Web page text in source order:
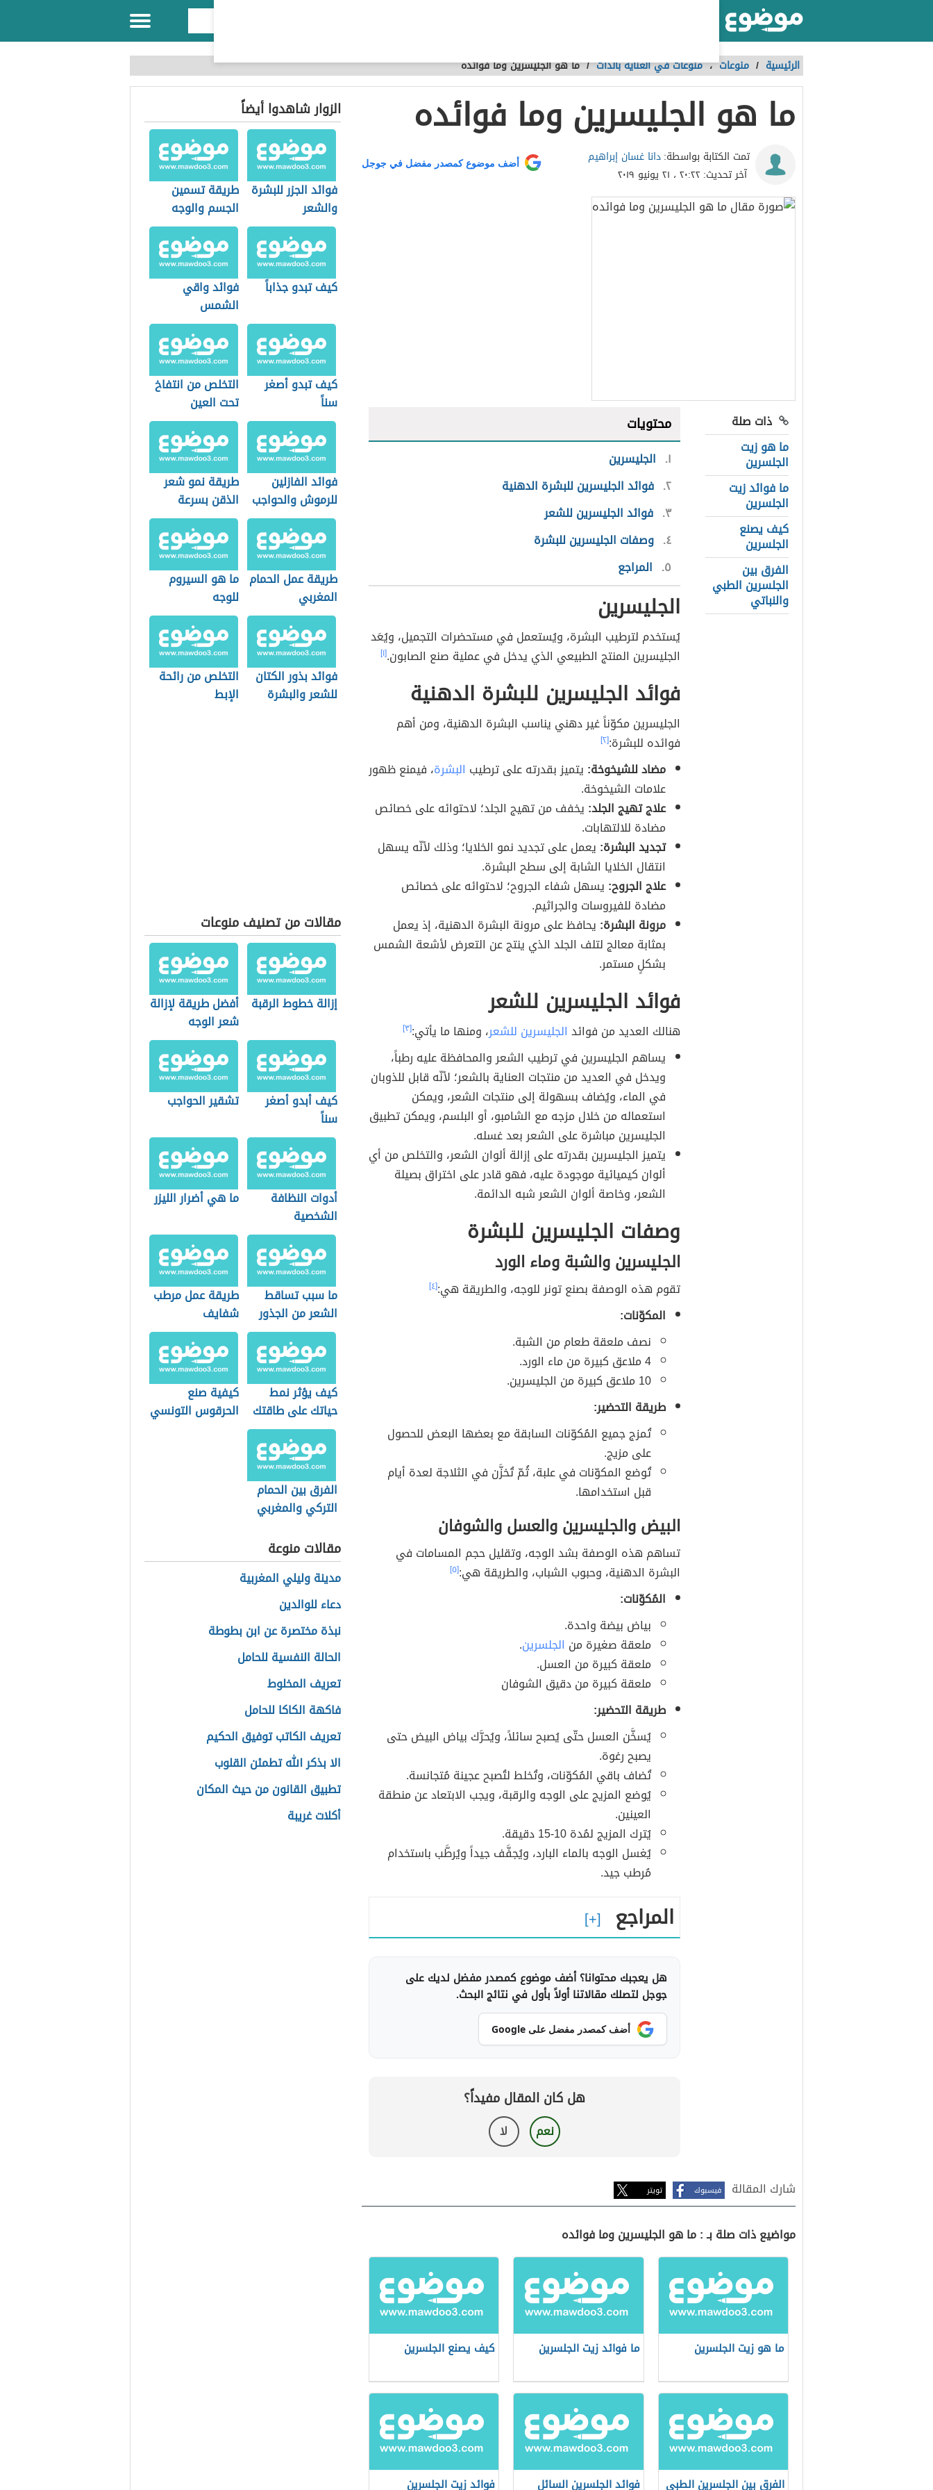
الرئيسية / منوعات ،منوعات في العناية بالذات /ما هو الجليسرين وما فوائده
ما هو الجليسرين وما فوائده
تمت الكتابة بواسطة:دانا غسان إبراهيم
آخر تحديث:٢٠:٢٢ ، ٢١ يونيو ٢٠١٩
أضف موضوع كمصدر مفضل في جوجل
ذات صلة
ما هو زيت
الجلسرين
ما فوائد زيت
الجلسرين
كيف يصنع
الجلسرين
الفرق بين
الجلسرين الطبي
والنباتي
محتويات
١ الجليسرين
٢ فوائد الجليسرين للبشرة الدهنية
٣ فوائد الجليسرين للشعر
٤ وصفات الجليسرين للبشرة
٥ المراجع
الجليسرين
يُستخدم لترطيب البشرة، ويُستعمل في مستحضرات التجميل، ويُعَد
الجليسرين المنتج الطبيعي الذي يدخل في عملية صنع الصابون.[١]
فوائد الجليسرين للبشرة الدهنية
الجليسرين مكوّناً غير دهني يناسب البشرة الدهنية، ومن أهم
فوائده للبشرة:[٢]
مضاد للشيخوخة: يتميز بقدرته على ترطيب البشرة، فيمنع ظهور
علامات الشيخوخة.
علاج تهيج الجلد: يخفف من تهيج الجلد؛ لاحتوائه على خصائص
مضادة للالتهابات.
تجديد البشرة: يعمل على تجديد نمو الخلايا؛ وذلك لأنّه يسهل
انتقال الخلايا الشابة إلى سطح البشرة.
علاج الجروح: يسهل شفاء الجروح؛ لاحتوائه على خصائص
مضادة للفيروسات والجراثيم.
مرونة البشرة: يحافظ على مرونة البشرة الدهنية، إذ يعمل
بمثابة معالج لتلف الجلد الذي ينتج عن التعرض لأشعة الشمس
بشكلٍ مستمر.
فوائد الجليسرين للشعر
هنالك العديد من فوائد الجليسرين للشعر، ومنها ما يأتي:[٣]
يساهم الجليسرين في ترطيب الشعر والمحافظة عليه رطباً،
ويدخل في العديد من منتجات العناية بالشعر؛ لأنّه قابل للذوبان
في الماء، ويُضاف بسهولة إلى منتجات الشعر، ويمكن
استعماله من خلال مزجه مع الشامبو، أو البلسم، ويمكن تطبيق
الجليسرين مباشرة على الشعر بعد غسله.
يتميز الجليسرين بقدرته على إزالة ألوان الشعر، والتخلص من أي
ألوان كيميائية موجودة عليه، فهو قادر على اختراق بصيلة
الشعر، وخاصة ألوان الشعر شبه الدائمة.
وصفات الجليسرين للبشرة
الجليسرين والشبة وماء الورد
تقوم هذه الوصفة بصنع تونر للوجه، والطريقة هي:[٤]
المكوّنات:
نصف ملعقة طعام من الشبة.
4 ملاعق كبيرة من ماء الورد.
10 ملاعق كبيرة من الجليسرين.
طريقة التحضير:
تُمزج جميع المُكوّنات السابقة مع بعضها البعض للحصول
على مزيج.
تُوضع المكوّنات في علبة، ثُمّ تُخزَّن في الثلاجة لعدة أيام
قبل استخدامها.
البيض والجليسرين والعسل والشوفان
تساهم هذه الوصفة بشد الوجه، وتقليل حجم المسامات في
البشرة الدهنية، وحبوب الشباب، والطريقة هي:[٥]
المُكوّنات:
بياض بيضة واحدة.
ملعقة صغيرة من الجلسرين.
ملعقة كبيرة من العسل.
ملعقة كبيرة من دقيق الشوفان
طريقة التحضير:
يُسخَّن العسل حتّى يُصبح سائلاً، ويُحرَّك بياض البيض حتى
يصبح رغوة.
تُضاف باقي المُكوّنات، وتُخلط لتُصبح عجينة مُتجانسة.
يُوضع المزيج على الوجه والرقبة، ويجب الابتعاد عن منطقة
العينين.
يُترك المزيج لمُدة 10-15 دقيقة.
يُغسل الوجه بالماء البارد، ويُجفَّف جيداً ويُرطَّب باستخدام
مُرطب جيد.
المراجع
هل يعجبك محتوانا؟ أضف موضوع كمصدر مفضل لديك على
جوجل لتصلك مقالاتنا أولاً بأول في نتائج البحث.
أضف كمصدر مفضل على Google
هل كان المقال مفيداً؟
نعم لا
شارك المقالة فيسبوك تويتر
مواضيع ذات صلة بـ : ما هو الجليسرين وما فوائده
ما هو زيت الجلسرين ما فوائد زيت الجلسرين كيف يصنع الجلسرين
الفرق بين الجلسرين الطبي فوائد الجلسرين السائل فوائد زيت الجلسرين
الزوار شاهدوا أيضاً
فوائد الجزر للبشرة
والشعر
طريقة تسمين
الجسم والوجه
كيف تبدو جذاباً
فوائد واقي
الشمس
كيف تبدو أصغر
سناً
التخلص من انتفاخ
تحت العين
فوائد الفازلين
للرموش والحواجب
طريقة نمو شعر
الذقن بسرعة
طريقة عمل الحمام
المغربي
ما هو السيروم
للوجه
فوائد بذور الكتان
للشعر والبشرة
التخلص من رائحة
الإبط
مقالات من تصنيف منوعات
إزالة خطوط الرقبة
أفضل طريقة لإزالة
شعر الوجه
كيف أبدو أصغر
سناً
تشقير الحواجب
أدوات النظافة
الشخصية
ما هي أضرار الليزر
ما سبب تساقط
الشعر من الجذور
طريقة عمل مرطب
شفايف
كيف يؤثر نمط
حياتك على طاقتك
الإيجابية؟
كيفية صنع
الحرقوس التونسي
الفرق بين الحمام
التركي والمغربي
مقالات منوعة
مدينة وليلي المغربية
دعاء للوالدين
نبذة مختصرة عن ابن بطوطة
الحالة النفسية للحامل
تعريف المخلوط
فاكهة الكاكا للحامل
تعريف الكاتب توفيق الحكيم
الا بذكر الله تطمئن القلوب
تطبيق القانون من حيث المكان
أكلات غريبة